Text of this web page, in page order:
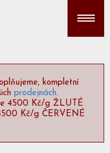
kompletní
prodejnách.
4500 Kč/g ŽLUTÉ
Kč/g ČERVENÉ